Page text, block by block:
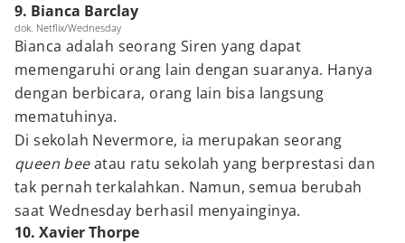
9. Bianca Barclay
dok. Netflix/Wednesday
Bianca adalah seorang Siren yang dapat
memengaruhi orang lain dengan suaranya. Hanya
dengan berbicara, orang lain bisa langsung
mematuhinya.
Di sekolah Nevermore, ia merupakan seorang
queen beeatau ratu sekolah yang berprestasi dan
tak pernah terkalahkan. Namun, semua berubah
saat Wednesday berhasil menyainginya.
10. Xavier Thorpe